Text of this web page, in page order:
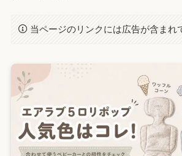
当ページのリンクには広告が含まれ